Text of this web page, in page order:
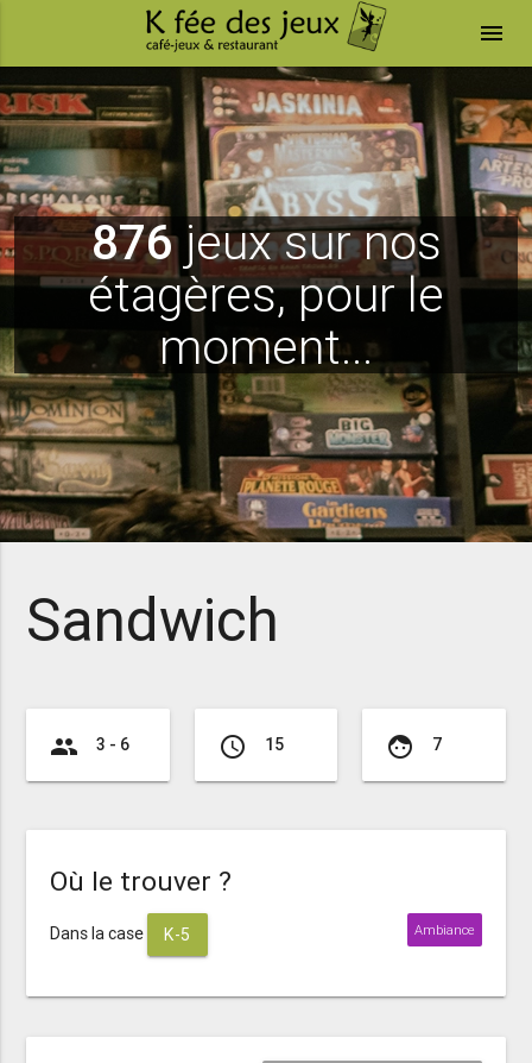
menu
876jeux sur nos
étagères, pour le
moment...
Sandwich
group 3 - 6 access_time 15 face 7
Où le trouver ?
Dans la case K-5 Ambiance